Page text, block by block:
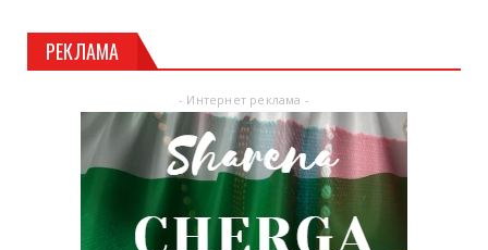
РЕКЛАМА
- Интернет реклама -